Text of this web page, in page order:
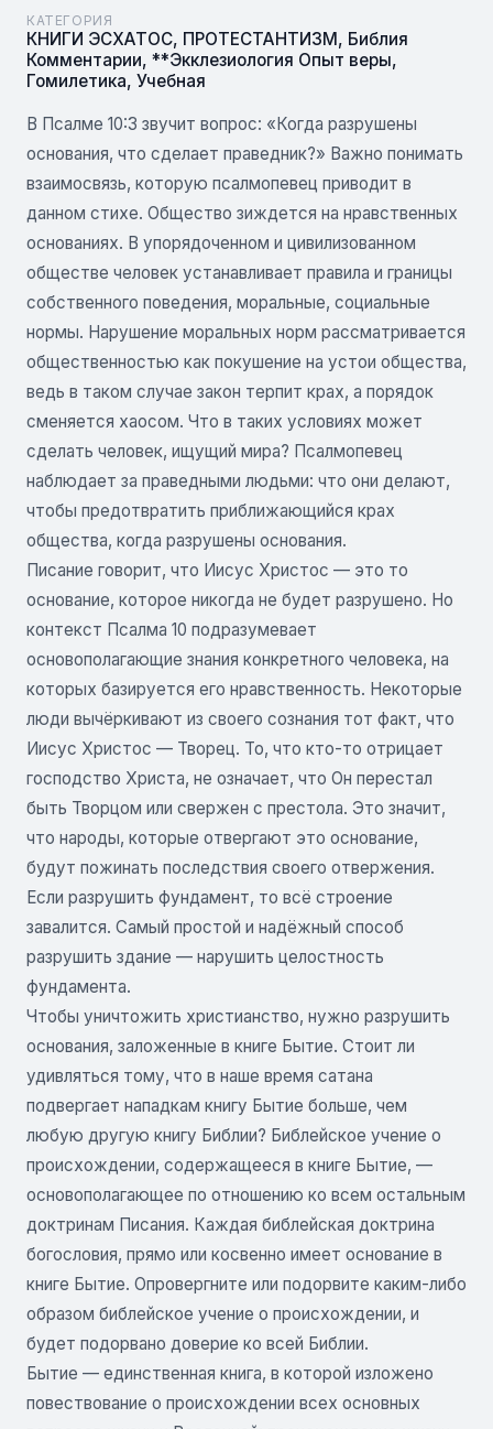
КАТЕГОРИЯ
КНИГИ ЭСХАТОС, ПРОТЕСТАНТИЗМ, Библия
Комментарии, **Экклезиология Опыт веры,
Гомилетика, Учебная
В Псалме 10:3 звучит вопрос: «Когда разрушены
основания, что сделает праведник?» Важно понимать
взаимосвязь, которую псалмопевец приводит в
данном стихе. Общество зиждется на нравственных
основаниях. В упорядоченном и цивилизованном
обществе человек устанавливает правила и границы
собственного поведения, моральные, социальные
нормы. Нарушение моральных норм рассматривается
общественностью как покушение на устои общества,
ведь в таком случае закон терпит крах, а порядок
сменяется хаосом. Что в таких условиях может
сделать человек, ищущий мира? Псалмопевец
наблюдает за праведными людьми: что они делают,
чтобы предотвратить приближающийся крах
общества, когда разрушены основания.
Писание говорит, что Иисус Христос — это то
основание, которое никогда не будет разрушено. Но
контекст Псалма 10 подразумевает
основополагающие знания конкретного человека, на
которых базируется его нравственность. Некоторые
люди вычёркивают из своего сознания тот факт, что
Иисус Христос — Творец. То, что кто-то отрицает
господство Христа, не означает, что Он перестал
быть Творцом или свержен с престола. Это значит,
что народы, которые отвергают это основание,
будут пожинать последствия своего отвержения.
Если разрушить фундамент, то всё строение
завалится. Самый простой и надёжный способ
разрушить здание — нарушить целостность
фундамента.
Чтобы уничтожить христианство, нужно разрушить
основания, заложенные в книге Бытие. Стоит ли
удивляться тому, что в наше время сатана
подвергает нападкам книгу Бытие больше, чем
любую другую книгу Библии? Библейское учение о
происхождении, содержащееся в книге Бытие, —
основополагающее по отношению ко всем остальным
доктринам Писания. Каждая библейская доктрина
богословия, прямо или косвенно имеет основание в
книге Бытие. Опровергните или подорвите каким-либо
образом библейское учение о происхождении, и
будет подорвано доверие ко всей Библии.
Бытие — единственная книга, в которой изложено
повествование о происхождении всех основных